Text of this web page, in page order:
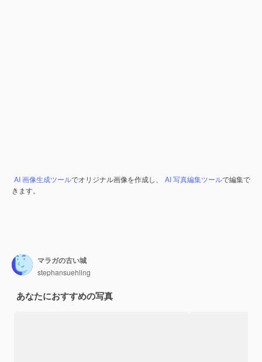
AI 画像生成ツールでオリジナル画像を作成し、 AI 写真編集ツールで編集で
きます。
マラガの古い城
stephansuehling
あなたにおすすめの写真